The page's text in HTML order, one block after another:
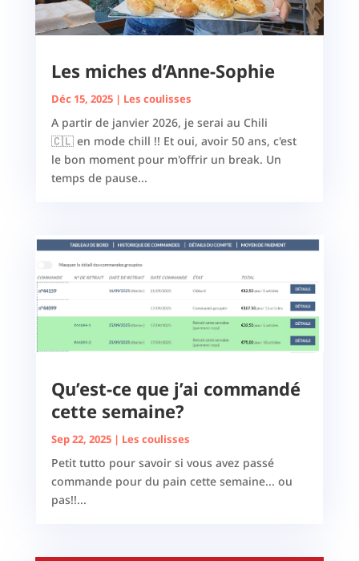
Les miches d’Anne-Sophie
Déc 15, 2025| Les coulisses
A partir de janvier 2026, je serai au Chili
🇨🇱 en mode chill !! Et oui, avoir 50 ans, c'est
le bon moment pour m'offrir un break. Un
temps de pause...
Qu’est-ce que j’ai commandé
cette semaine?
Sep 22, 2025| Les coulisses
Petit tutto pour savoir si vous avez passé
commande pour du pain cette semaine... ou
pas!!...